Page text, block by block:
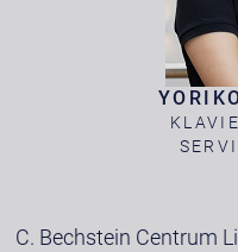
C. Bechstein Centrum